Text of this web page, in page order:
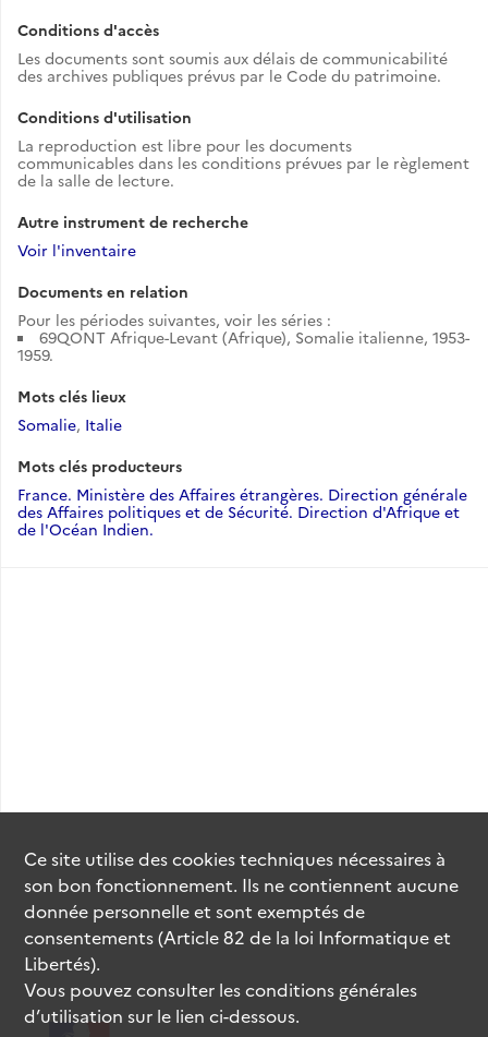
Conditions d'accès
Les documents sont soumis aux délais de communicabilité
des archives publiques prévus par le Code du patrimoine.
Conditions d'utilisation
La reproduction est libre pour les documents
communicables dans les conditions prévues par le règlement
de la salle de lecture.
Autre instrument de recherche
Voir l'inventaire
Documents en relation
Pour les périodes suivantes, voir les séries :
69QONT Afrique-Levant (Afrique), Somalie italienne, 1953-
1959.
Mots clés lieux
Somalie, Italie
Mots clés producteurs
France. Ministère des Affaires étrangères. Direction générale
des Affaires politiques et de Sécurité. Direction d'Afrique et
de l'Océan Indien.
Ce site utilise descookiestechniques nécessaires à
son bon fonctionnement. Ils ne contiennent aucune
donnée personnelle et sont exemptés de
consentements (Article 82 de la loi Informatique et
Libertés).
Vous pouvez consulter les conditions générales
d’utilisation sur le lien ci-dessous.